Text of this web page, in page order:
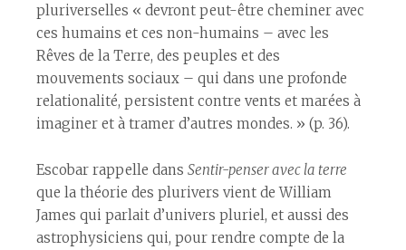
pluriverselles « devront peut-être cheminer avec
ces humains et ces non-humains – avec les
Rêves de la Terre, des peuples et des
mouvements sociaux – qui dans une profonde
relationalité, persistent contre vents et marées à
imaginer et à tramer d’autres mondes. » (p. 36).
Escobar rappelle dansSentir-penser avec la terre
que la théorie des plurivers vient de William
James qui parlait d’univers pluriel, et aussi des
astrophysiciens qui, pour rendre compte de la